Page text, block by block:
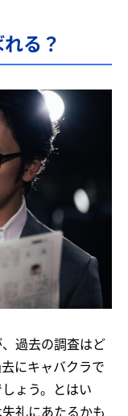
る？
過去の調査はど
にキャバクラで
ょう。とはい
礼にあたるかも